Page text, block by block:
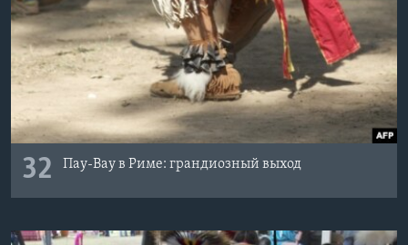
32 Пау-Вау в Риме: грандиозный выход